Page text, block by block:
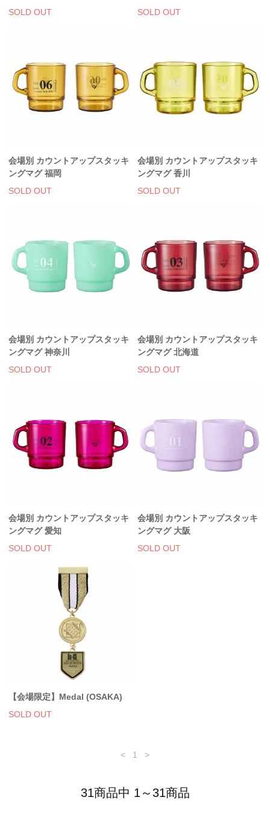
SOLD OUT
SOLD OUT
会場別 カウントアップスタッキ
ングマグ 福岡
SOLD OUT
会場別 カウントアップスタッキ
ングマグ 香川
SOLD OUT
会場別 カウントアップスタッキ
ングマグ 神奈川
SOLD OUT
会場別 カウントアップスタッキ
ングマグ 北海道
SOLD OUT
会場別 カウントアップスタッキ
ングマグ 愛知
SOLD OUT
会場別 カウントアップスタッキ
ングマグ 大阪
SOLD OUT
【会場限定】Medal (OSAKA)
SOLD OUT
< 1 >
31商品中 1～31商品